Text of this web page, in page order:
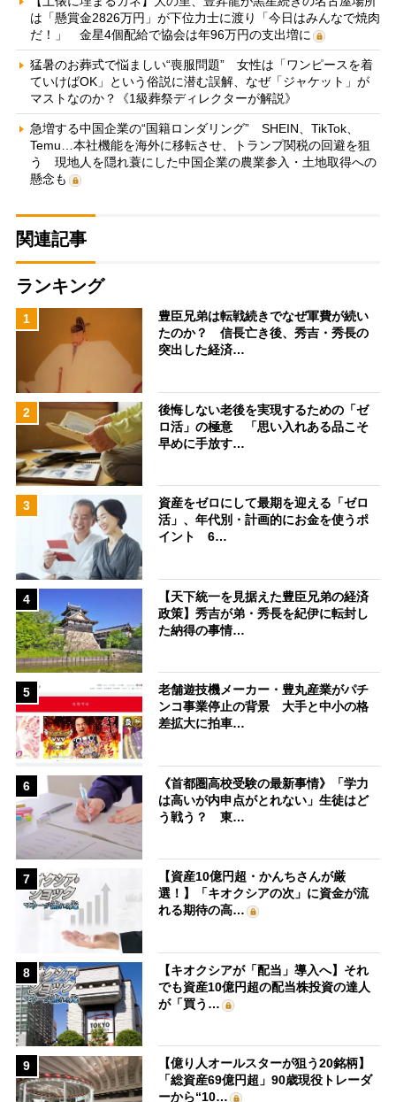
は「懸賞金2826万円」が下位力士に渡り「今日はみんなで焼肉
だ！」 金星4個配給で協会は年96万円の支出増に
猛暑のお葬式で悩ましい“喪服問題” 女性は「ワンピースを着
ていけばOK」という俗説に潜む誤解、なぜ「ジャケット」が
マストなのか？《1級葬祭ディレクターが解説》
急増する中国企業の“国籍ロンダリング” SHEIN、TikTok、
Temu…本社機能を海外に移転させ、トランプ関税の回避を狙
う 現地人を隠れ蓑にした中国企業の農業参入・土地取得への
懸念も
関連記事
ランキング
1
豊臣兄弟は転戦続きでなぜ軍費が続い
たのか？ 信長亡き後、秀吉・秀長の
突出した経済…
2
後悔しない老後を実現するための「ゼ
ロ活」の極意 「思い入れある品こそ
早めに手放す…
3
資産をゼロにして最期を迎える「ゼロ
活」、年代別・計画的にお金を使うポ
イント 6…
4
【天下統一を見据えた豊臣兄弟の経済
政策】秀吉が弟・秀長を紀伊に転封し
た納得の事情…
5
老舗遊技機メーカー・豊丸産業がパチ
ンコ事業停止の背景 大手と中小の格
差拡大に拍車…
6
《首都圏高校受験の最新事情》「学力
は高いが内申点がとれない」生徒はど
う戦う？ 東…
7
【資産10億円超・かんちさんが厳
選！】「キオクシアの次」に資金が流
れる期待の高…
8
【キオクシアが「配当」導入へ】それ
でも資産10億円超の配当株投資の達人
が「買う…
9
【億り人オールスターが狙う20銘柄】
「総資産69億円超」90歳現役トレーダ
ーから“10…